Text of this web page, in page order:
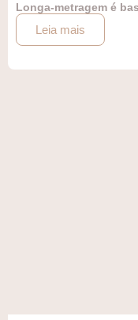
Longa-metragem é
Leia mais